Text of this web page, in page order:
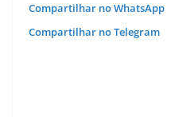
Compartilhar no WhatsApp
Compartilhar no Telegram